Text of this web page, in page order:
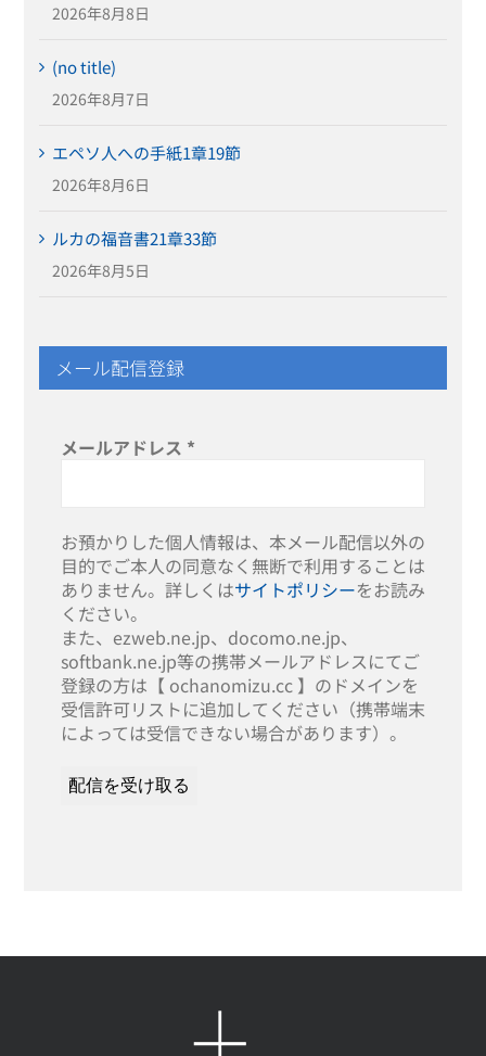
2026年8月8日
(no title)
2026年8月7日
エペソ人への手紙1章19節
2026年8月6日
ルカの福音書21章33節
2026年8月5日
メール配信登録
メールアドレス *
お預かりした個人情報は、本メール配信以外の
目的でご本人の同意なく無断で利用することは
ありません。詳しくはサイトポリシーをお読み
ください。
また、ezweb.ne.jp、docomo.ne.jp、
softbank.ne.jp等の携帯メールアドレスにてご
登録の方は【 ochanomizu.cc 】のドメインを
受信許可リストに追加してください（携帯端末
によっては受信できない場合があります）。